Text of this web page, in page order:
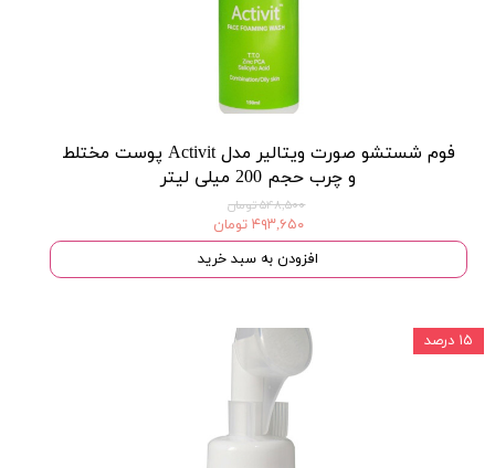
فوم شستشو صورت ویتالیر مدل Activit پوست مختلط
و چرب حجم 200 میلی لیتر
۵۴۸,۵۰۰ تومان
۴۹۳,۶۵۰ تومان
افزودن به سبد خرید
۱۵ درصد